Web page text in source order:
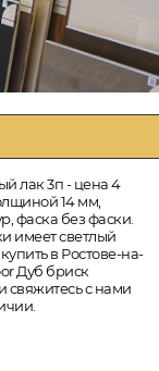
лак 3п - цена 4
14 мм,
фаска без фаски.
имеет светлый
в Ростове-на-
Дуб бриск
свяжитесь с нами